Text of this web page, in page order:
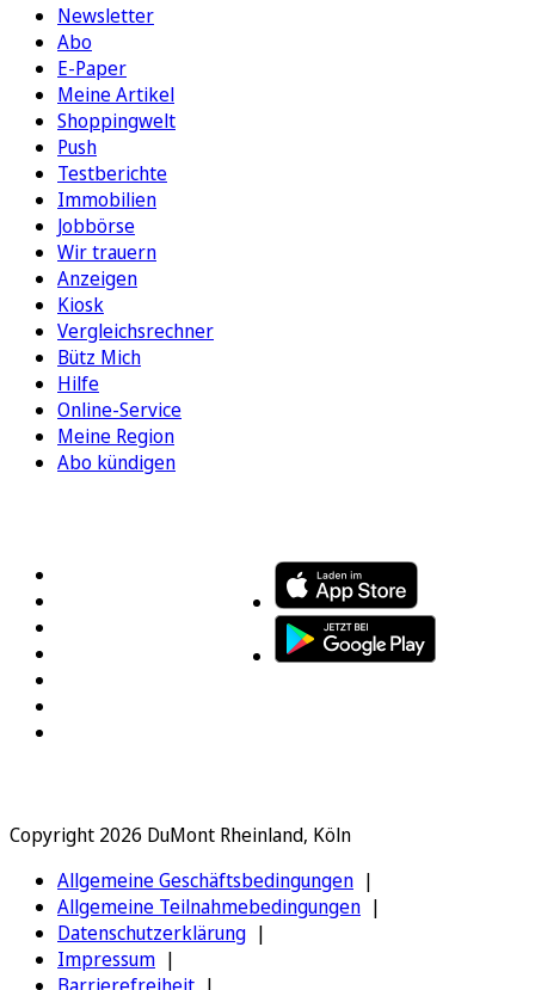
Newsletter
Abo
E-Paper
Meine Artikel
Shoppingwelt
Push
Testberichte
Immobilien
Jobbörse
Wir trauern
Anzeigen
Kiosk
Vergleichsrechner
Bütz Mich
Hilfe
Online-Service
Meine Region
Abo kündigen
Copyright 2026 DuMont Rheinland, Köln
Allgemeine Geschäftsbedingungen
Allgemeine Teilnahmebedingungen
Datenschutzerklärung
Impressum
Barrierefreiheit